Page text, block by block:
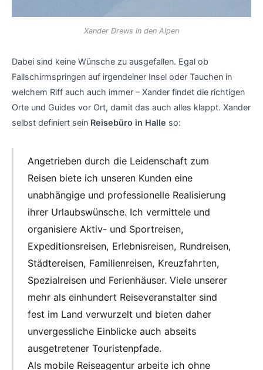
Xander Drews in den Alpen
Dabei sind keine Wünsche zu ausgefallen. Egal ob
Fallschirmspringen auf irgendeiner Insel oder Tauchen in
welchem Riff auch auch immer – Xander findet die richtigen
Orte und Guides vor Ort, damit das auch alles klappt. Xander
selbst definiert sein Reisebüro in Halle so:
Angetrieben durch die Leidenschaft zum
Reisen biete ich unseren Kunden eine
unabhängige und professionelle Realisierung
ihrer Urlaubswünsche. Ich vermittele und
organisiere Aktiv- und Sportreisen,
Expeditionsreisen, Erlebnisreisen, Rundreisen,
Städtereisen, Familienreisen, Kreuzfahrten,
Spezialreisen und Ferienhäuser. Viele unserer
mehr als einhundert Reiseveranstalter sind
fest im Land verwurzelt und bieten daher
unvergessliche Einblicke auch abseits
ausgetretener Touristenpfade.
Als mobile Reiseagentur arbeite ich ohne